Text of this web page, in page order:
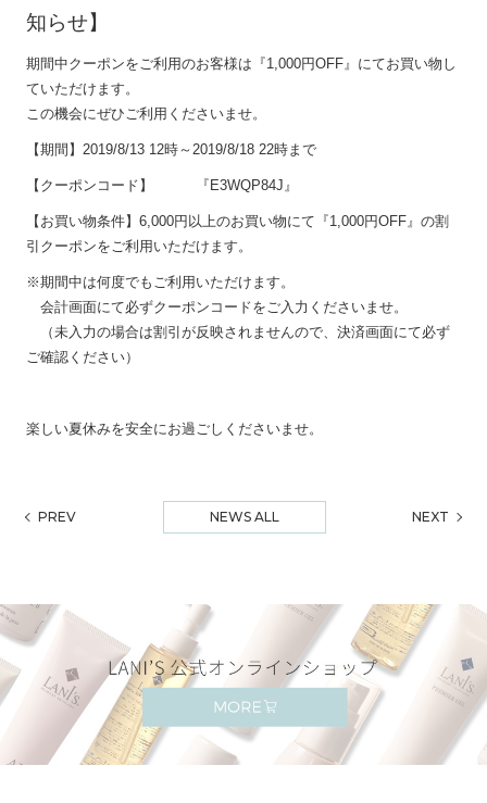
知らせ】
期間中クーポンをご利用のお客様は『1,000円OFF』にてお買い物し
ていただけます。
この機会にぜひご利用くださいませ。
【期間】2019/8/13 12時～2019/8/18 22時まで
【クーポンコード】 『E3WQP84J』
【お買い物条件】6,000円以上のお買い物にて『1,000円OFF』の割
引クーポンをご利用いただけます。
※期間中は何度でもご利用いただけます。
会計画面にて必ずクーポンコードをご入力くださいませ。
（未入力の場合は割引が反映されませんので、決済画面にて必ず
ご確認ください）
楽しい夏休みを安全にお過ごしくださいませ。
PREV NEWS ALL NEXT